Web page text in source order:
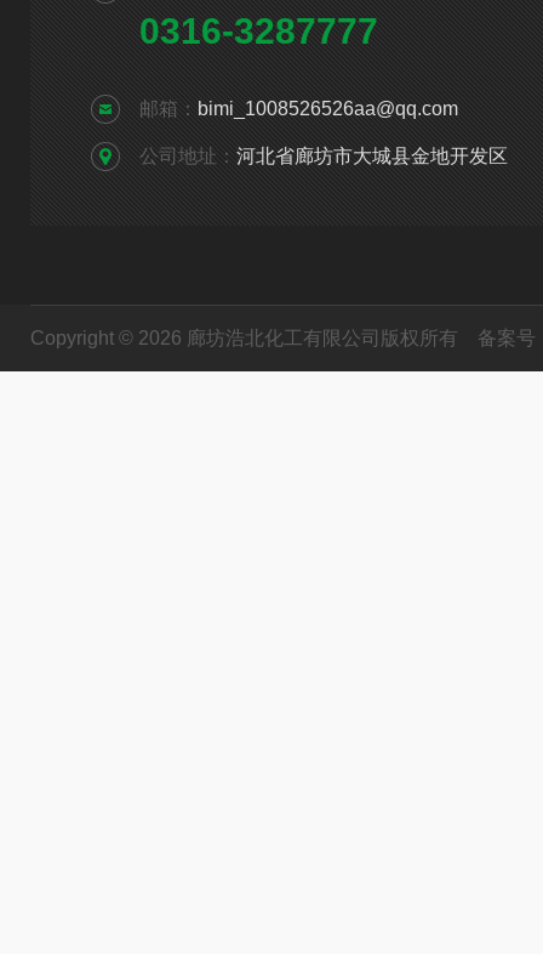
0316-3287777
邮箱： bimi_1008526526aa@qq.com
公司地址： 河北省廊坊市大城县金地开发区
Copyright © 2026 廊坊浩北化工有限公司版权所有 备案号